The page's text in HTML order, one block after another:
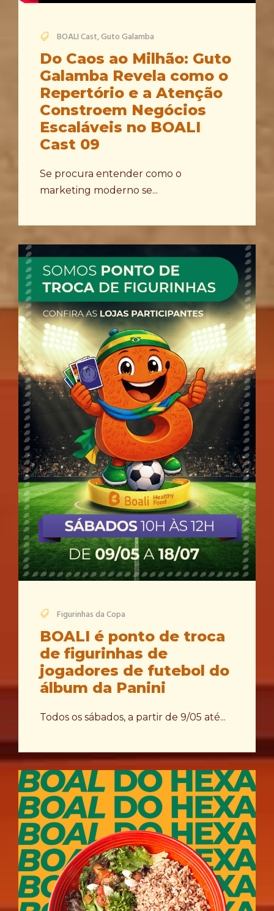
BOALI Cast,Guto Galamba
Do Caos ao Milhão: Guto
Galamba Revela como o
Repertório e a Atenção
Constroem Negócios
Escaláveis no BOALI
Cast 09
Se procura entender como o
marketing moderno se...
Figurinhas da Copa
BOALI é ponto de troca
de figurinhas de
jogadores de futebol do
álbum da Panini
Todos os sábados, a partir de 9/05 até...